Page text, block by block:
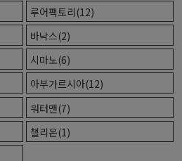
루어팩토리(12)
바낙스(2)
시마노(6)
아부가르시아(12)
워터맨(7)
챌리온(1)